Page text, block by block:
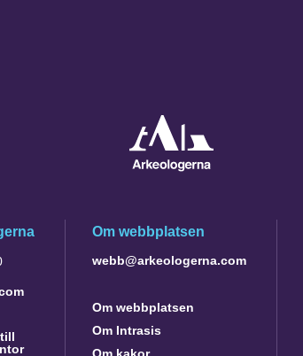
Om webbplatsen
webb@arkeologerna.com
Om webbplatsen
Om Intrasis